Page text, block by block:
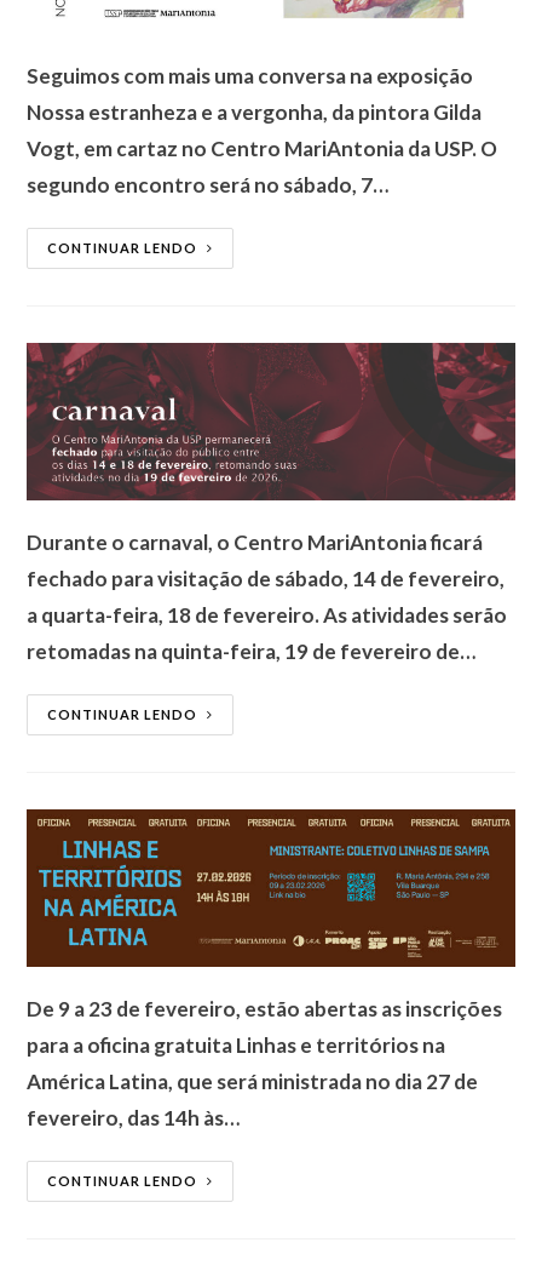
Seguimos com mais uma conversa na exposição
Nossa estranheza e a vergonha, da pintora Gilda
Vogt, em cartaz no Centro MariAntonia da USP. O
segundo encontro será no sábado, 7…
CONTINUAR LENDO
Durante o carnaval, o Centro MariAntonia ficará
fechado para visitação de sábado, 14 de fevereiro,
a quarta-feira, 18 de fevereiro. As atividades serão
retomadas na quinta-feira, 19 de fevereiro de…
CONTINUAR LENDO
De 9 a 23 de fevereiro, estão abertas as inscrições
para a oficina gratuita Linhas e territórios na
América Latina, que será ministrada no dia 27 de
fevereiro, das 14h às…
CONTINUAR LENDO